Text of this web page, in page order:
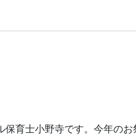
保育士小野寺です。今年のお